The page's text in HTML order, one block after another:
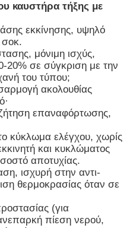
φούρνος
κενό
καυστήρα τήξης με
εκκίνησης, υψηλό
σοκ.
μόνιμη ισχύς,
20% σε σύγκριση με την
του τύπου;
ακολουθίας
επαναφόρτωσης,
κύκλωμα ελέγχου, χωρίς
και κυκλώματος
αποτυχίας.
ισχυρή στην αντι-
θερμοκρασίας όταν σε
(για
πίεση νερού,